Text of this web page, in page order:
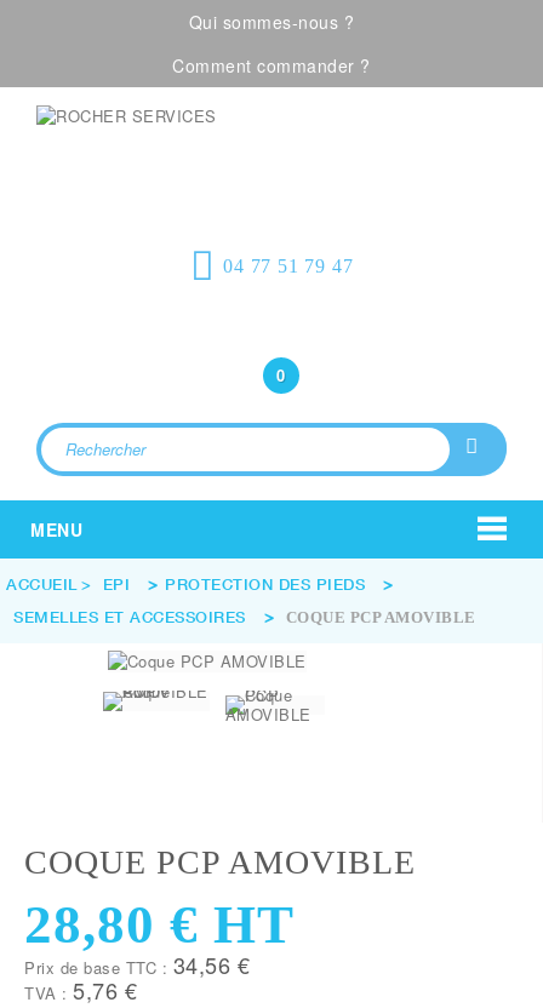
Qui sommes-nous ?
Comment commander ?
04 77 51 79 47
0
MENU
ACCUEIL > EPI > PROTECTION DES PIEDS
>
SEMELLES ET ACCESSOIRES
> COQUE PCP AMOVIBLE
COQUE PCP AMOVIBLE
28,80 € HT
Prix de base TTC : 34,56 €
TVA : 5,76 €